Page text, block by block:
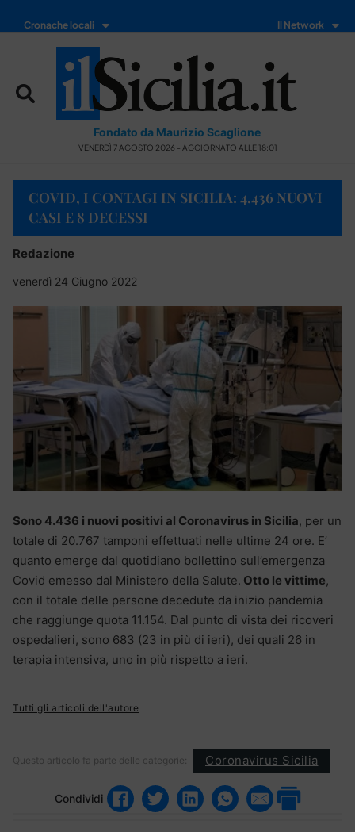
Cronache locali Il Network
Fondato da Maurizio Scaglione
VENERDÌ 7 AGOSTO 2026 - AGGIORNATO ALLE 18:01
COVID, I CONTAGI IN SICILIA: 4.436 NUOVI
CASI E 8 DECESSI
Redazione
venerdì 24 Giugno 2022
Sono 4.436 i nuovi positivi al Coronavirus in Sicilia, per un
totale di 20.767 tamponi effettuati nelle ultime 24 ore. E’
quanto emerge dal quotidiano bollettino sull’emergenza
Covid emesso dal Ministero della Salute. Otto le vittime,
con il totale delle persone decedute da inizio pandemia
che raggiunge quota 11.154. Dal punto di vista dei ricoveri
ospedalieri, sono 683 (23 in più di ieri), dei quali 26 in
terapia intensiva, uno in più rispetto a ieri.
Tutti gli articoli dell'autore
Questo articolo fa parte delle categorie: Coronavirus Sicilia
Condividi